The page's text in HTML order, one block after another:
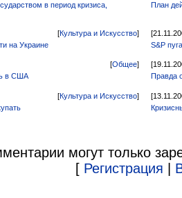
в период кризиса,
План
[Культура и Искусство]
на Украине
S&P
[Общее]
в США
Правда
[Культура и Искусство]
могут только
[ Регистрация